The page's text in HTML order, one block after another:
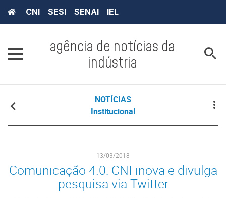
CNI SESI SENAI IEL
agência de notícias da
indústria
NOTÍCIAS
Institucional
13/03/2018
Comunicação 4.0: CNI inova e divulga
pesquisa via Twitter